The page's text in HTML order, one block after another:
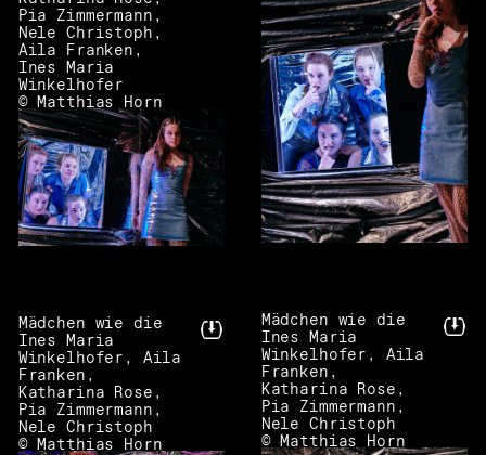
Pia Zimmermann,
Nele Christoph,
Aila Franken,
Ines Maria
Winkelhofer
© Matthias Horn
Mädchen wie die
Ines Maria
Winkelhofer, Aila
Franken,
Katharina Rose,
Pia Zimmermann,
Nele Christoph
© Matthias Horn
Mädchen wie die
Ines Maria
Winkelhofer, Aila
Franken,
Katharina Rose,
Pia Zimmermann,
Nele Christoph
© Matthias Horn